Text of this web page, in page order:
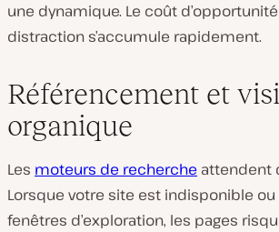
une dynamique. Le coût
distraction s’accumule rapidement.
Référencement et
organique
Les moteurs de recherche attendent
Lorsque votre site est indisponible
fenêtres d’exploration, les pages